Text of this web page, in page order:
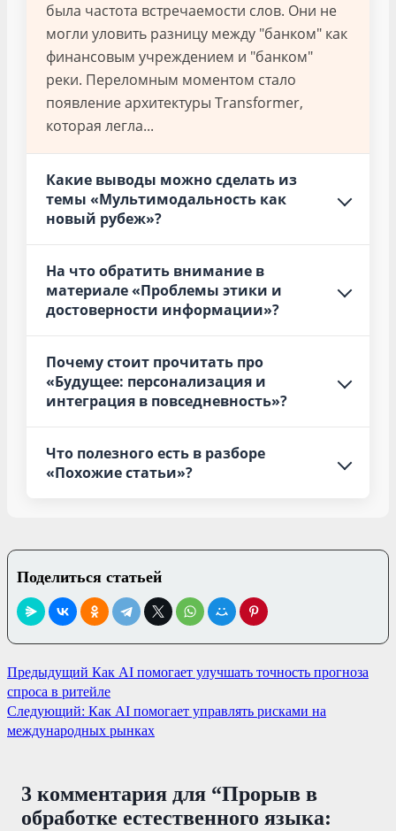
была частота встречаемости слов. Они не
могли уловить разницу между "банком" как
финансовым учреждением и "банком"
реки. Переломным моментом стало
появление архитектуры Transformer,
которая легла...
Какие выводы можно сделать из
темы «Мультимодальность как
новый рубеж»?
На что обратить внимание в
материале «Проблемы этики и
достоверности информации»?
Почему стоит прочитать про
«Будущее: персонализация и
интеграция в повседневность»?
Что полезного есть в разборе
«Похожие статьи»?
Поделиться статьей
Навигация
по
записям
Предыдущий Как AI помогает улучшать точность прогноза
спроса в ритейле
Следующий: Как AI помогает управлять рисками на
международных рынках
3 комментария для “Прорыв в
обработке естественного языка: